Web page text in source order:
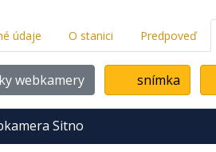
údaje O stanici Predpoveď
webkamery snímka
Sitno